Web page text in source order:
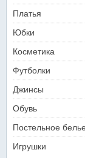
Платья
Юбки
Косметика
Футболки
Джинсы
Обувь
Постельное белье
Игрушки